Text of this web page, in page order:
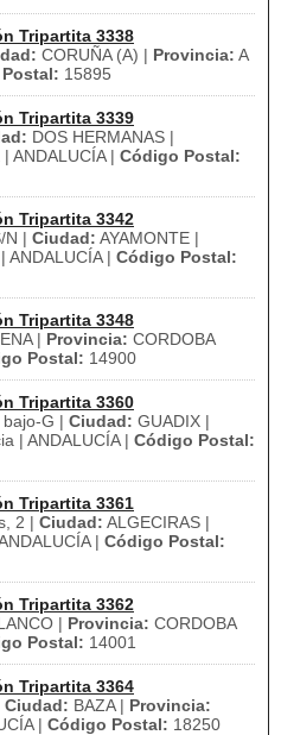
Tripartita 3338
CORUÑA (A) | Provincia: A
15895
Tripartita 3339
DOS HERMANAS |
ANDALUCÍA | Código Postal:
Tripartita 3342
N | Ciudad: AYAMONTE |
ANDALUCÍA | Código Postal:
Tripartita 3348
| Provincia: CORDOBA
Postal: 14900
Tripartita 3360
G | Ciudad: GUADIX |
| ANDALUCÍA | Código Postal:
Tripartita 3361
2 | Ciudad: ALGECIRAS |
| Código Postal:
Tripartita 3362
| Provincia: CORDOBA
Postal: 14001
Tripartita 3364
Ciudad: BAZA | Provincia:
| Código Postal: 18250